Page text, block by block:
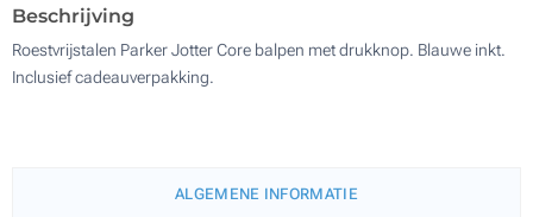
Beschrijving
Roestvrijstalen Parker Jotter Core balpen met drukknop. Blauwe inkt.
Inclusief cadeauverpakking.
ALGEMENE INFORMATIE